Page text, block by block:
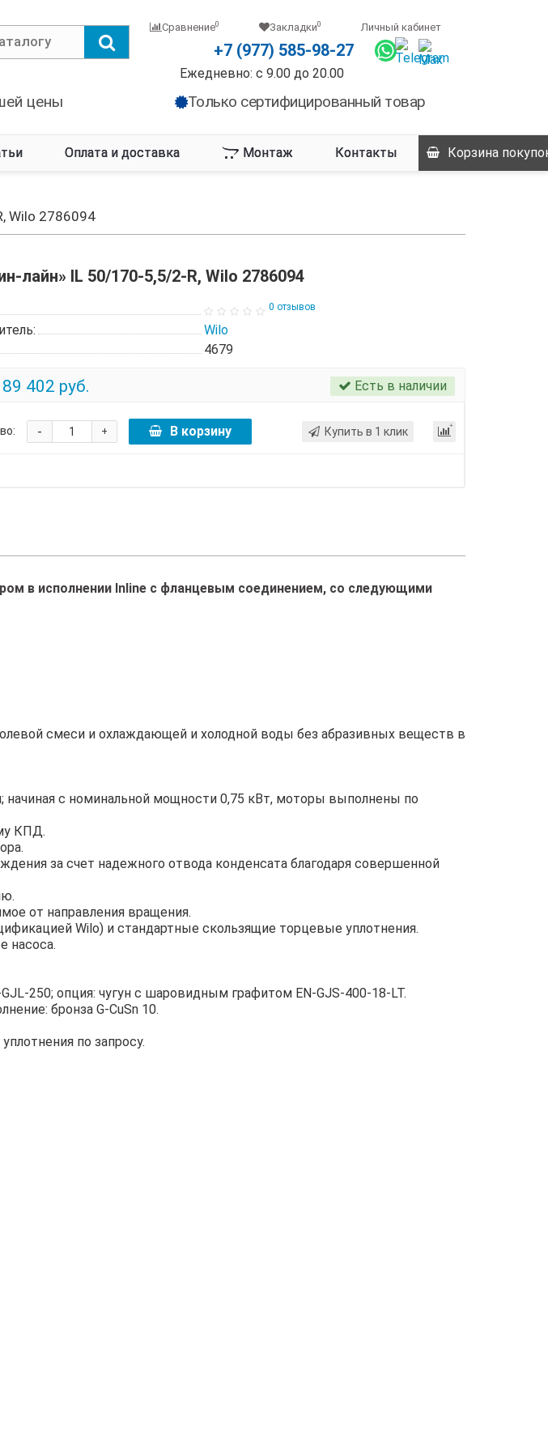
Сравнение0 Закладки0 Личный кабинет
+7 (977) 585-98-27
Ежедневно: с 9.00 до 20.00
цены Только сертифицированный товар
Оплата и доставка Монтаж Контакты Корзина
Wilo 2786094
лайн» IL 50/170-5,5/2-R, Wilo 2786094
0 отзывов
Wilo
4679
402 руб. Есть в наличии
+
- В корзину Купить в 1 клик
в исполнении Inline с фланцевым соединением, со следующими
смеси и охлаждающей и холодной воды без абразивных веществ в
с номинальной мощности 0,75 кВт, моторы выполнены по
КПД.
за счет надежного отвода конденсата благодаря совершенной
от направления вращения.
Wilo) и стандартные скользящие торцевые уплотнения.
насоса.
250; опция: чугун с шаровидным графитом EN-GJS-400-18-LT.
бронза G-CuSn 10.
по запросу.